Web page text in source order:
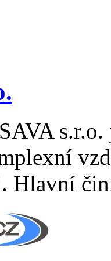
Hlavní